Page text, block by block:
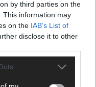
by third parties on the
This information may
on the IAB’s List of
disclose it to other